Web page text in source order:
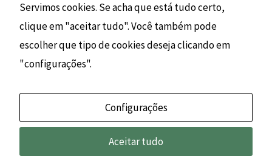
Read More »
© 2026 | Jokob Smith
Servimos cookies. Se acha que está tudo certo,
clique em "aceitar tudo". Você também pode
escolher que tipo de cookies deseja clicando em
"configurações".
Configurações
Aceitar tudo
Experiência
Para que o
nosso site
funcione o
visita. Se você
recusar esses
cookies,
algumas
funcionalidades